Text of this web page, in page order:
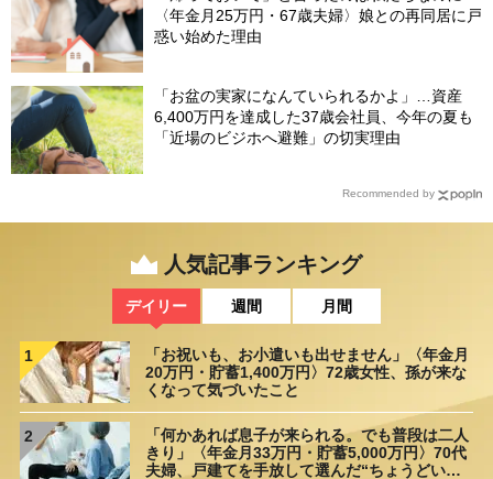
〈年金月25万円・67歳夫婦〉娘との再同居に戸
惑い始めた理由
「お盆の実家になんていられるかよ」…資産
6,400万円を達成した37歳会社員、今年の夏も
「近場のビジホへ避難」の切実理由
Recommended by
人気記事ランキング
デイリー 週間 月間
1
「お祝いも、お小遣いも出せません」〈年金月
20万円・貯蓄1,400万円〉72歳女性、孫が来な
くなって気づいたこと
2
「何かあれば息子が来られる。でも普段は二人
きり」〈年金月33万円・貯蓄5,000万円〉70代
夫婦、戸建てを手放して選んだ“ちょうどいい